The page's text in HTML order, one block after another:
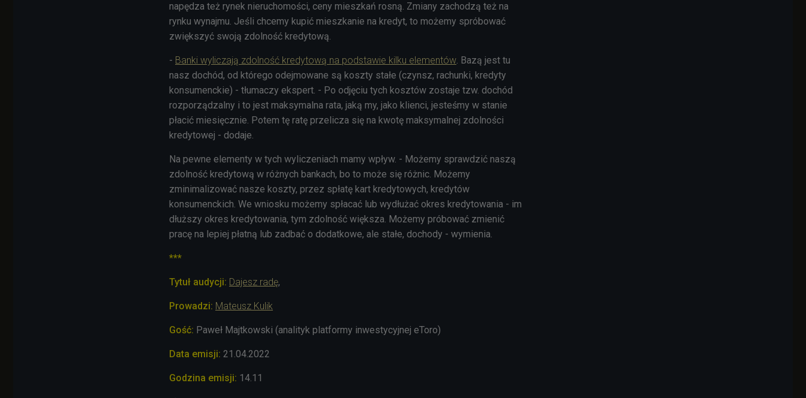
napędza też rynek nieruchomości, ceny mieszkań rosną. Zmiany zachodzą też na
rynku wynajmu. Jeśli chcemy kupić mieszkanie na kredyt, to możemy spróbować
zwiększyć swoją zdolność kredytową.
- Banki wyliczają zdolność kredytową na podstawie kilku elementów. Bazą jest tu
nasz dochód, od którego odejmowane są koszty stałe (czynsz, rachunki, kredyty
konsumenckie) - tłumaczy ekspert. - Po odjęciu tych kosztów zostaje tzw. dochód
rozporządzalny i to jest maksymalna rata, jaką my, jako klienci, jesteśmy w stanie
płacić miesięcznie. Potem tę ratę przelicza się na kwotę maksymalnej zdolności
kredytowej - dodaje.
Na pewne elementy w tych wyliczeniach mamy wpływ. - Możemy sprawdzić naszą
zdolność kredytową w różnych bankach, bo to może się różnic. Możemy
zminimalizować nasze koszty, przez spłatę kart kredytowych, kredytów
konsumenckich. We wniosku możemy spłacać lub wydłużać okres kredytowania - im
dłuższy okres kredytowania, tym zdolność większa. Możemy próbować zmienić
pracę na lepiej płatną lub zadbać o dodatkowe, ale stałe, dochody - wymienia.
***
Tytuł audycji: Dajesz radę,
Prowadzi: Mateusz Kulik
Gość: Paweł Majtkowski (analityk platformy inwestycyjnej eToro)
Data emisji: 21.04.2022
Godzina emisji: 14.11